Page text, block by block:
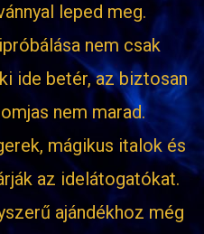
leped meg.
nem csak
ide betér, az biztosan
nem marad.
mágikus italok és
az idelátogatókat.
ajándékhoz még